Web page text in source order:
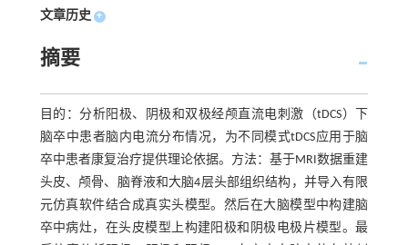
文章历史 +
摘要
目的：分析阳极、阴极和双极经颅直流电刺激（tDCS）下
脑卒中患者脑内电流分布情况，为不同模式tDCS应用于脑
卒中患者康复治疗提供理论依据。方法：基于MRI数据重建
头皮、颅骨、脑脊液和大脑4层头部组织结构，并导入有限
元仿真软件结合成真实头模型。然后在大脑模型中构建脑
卒中病灶，在头皮模型上构建阳极和阴极电极片模型。最